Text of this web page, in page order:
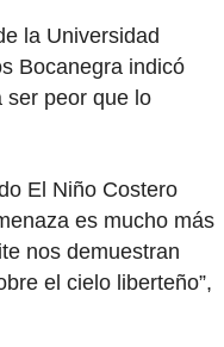
la Universidad
Bocanegra indicó
ser peor que lo
El Niño Costero
es mucho más
nos demuestran
el cielo liberteño”,